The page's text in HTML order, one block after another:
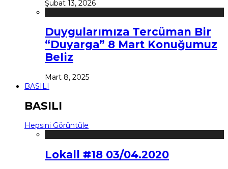
Şubat 13, 2026
Duygularımıza Tercüman Bir
“Duyarga” 8 Mart Konuğumuz
Beliz
Mart 8, 2025
BASILI
BASILI
Hepsini Görüntüle
Lokall #18 03/04.2020